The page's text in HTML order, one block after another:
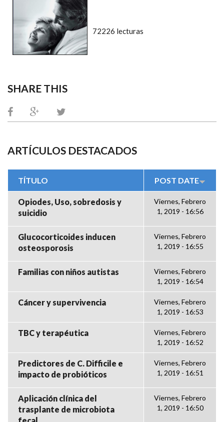
72226 lecturas
SHARE THIS
ARTÍCULOS DESTACADOS
TÍTULO POST DATE
Opiodes, Uso, sobredosis y
suicidio
Viernes, Febrero
1, 2019 - 16:56
Glucocorticoides inducen
osteosporosis
Viernes, Febrero
1, 2019 - 16:55
Familias con niños autistas
Viernes, Febrero
1, 2019 - 16:54
Cáncer y supervivencia
Viernes, Febrero
1, 2019 - 16:53
TBC y terapéutica
Viernes, Febrero
1, 2019 - 16:52
Predictores de C. Difficile e
impacto de probióticos
Viernes, Febrero
1, 2019 - 16:51
Aplicación clínica del
trasplante de microbiota
Viernes, Febrero
1, 2019 - 16:50